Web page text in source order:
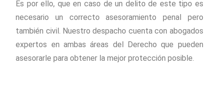
Es por ello, que en caso de un delito de este tipo es
necesario un correcto asesoramiento penal pero
también civil. Nuestro despacho cuenta con abogados
expertos en ambas áreas del Derecho que pueden
asesorarle para obtener la mejor protección posible.